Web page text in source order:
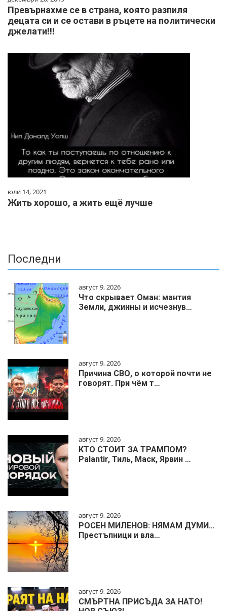
Превърнахме се в страна, която разпиля
децата си и се остави в ръцете на политически
джелати!!!
юли 14, 2021
Жить хорошо, а жить ещё лучше
Последни
август 9, 2026
Что скрывает Оман: мантия
Земли, джинны и исчезнув…
август 9, 2026
Причина СВО, о которой почти не
говорят. При чём т…
август 9, 2026
КТО СТОИТ ЗА ТРАМПОМ?
Palantir, Тиль, Маск, Ярвин …
август 9, 2026
РОСЕН МИЛЕНОВ: НЯМАМ ДУМИ…
Престъпници и вла…
август 9, 2026
СМЪРТНА ПРИСЪДА ЗА НАТО!